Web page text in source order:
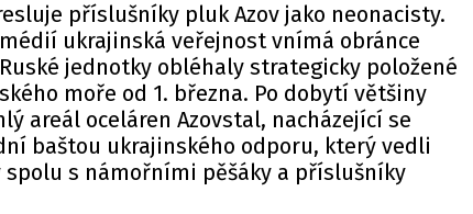
příslušníky pluk Azov jako neonacisty.
ukrajinská veřejnost vnímá obránce
jednotky obléhaly strategicky položené
moře od 1. března. Po dobytí většiny
areál oceláren Azovstal, nacházející se
baštou ukrajinského odporu, který vedli
spolu s námořními pěšáky a příslušníky